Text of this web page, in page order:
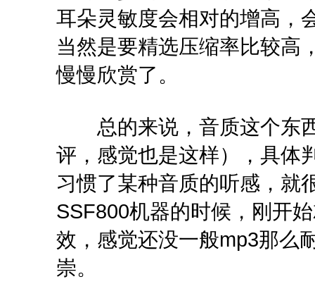
耳朵灵敏度会相对的增高，
当然是要精选压缩率比较高
慢慢欣赏了。
总的来说，音质这个东西
评，感觉也是这样），具体
习惯了某种音质的听感，就
SSF800机器的时候，刚开
效，感觉还没一般mp3那么
崇。